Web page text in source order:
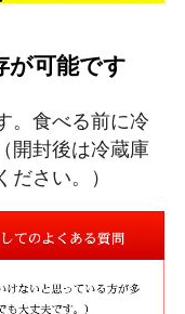
が可能です
。食べる前に冷
開封後は冷蔵庫
さい。）